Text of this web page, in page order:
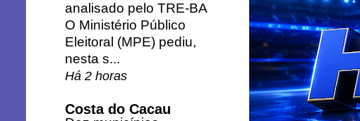
analisado pelo TRE-BA
O Ministério Público
Eleitoral (MPE) pediu,
nesta s...
Há 2 horas
Costa do Cacau